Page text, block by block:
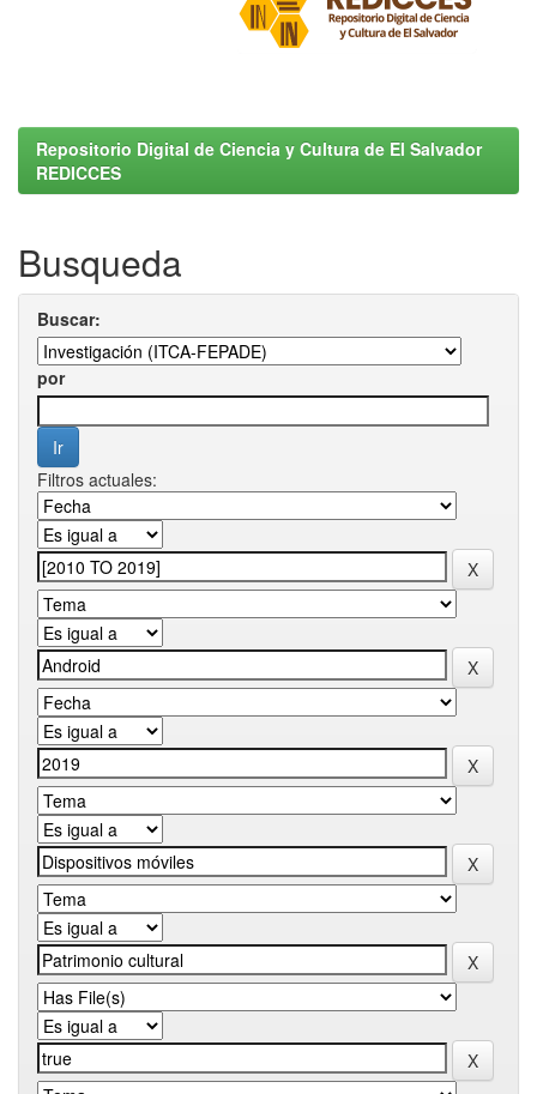
Repositorio Digital de Ciencia y Cultura de El Salvador
REDICCES
Busqueda
Buscar:
por
Filtros actuales: